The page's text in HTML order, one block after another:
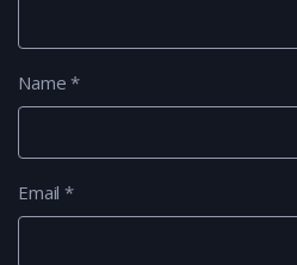
Name*
Email*